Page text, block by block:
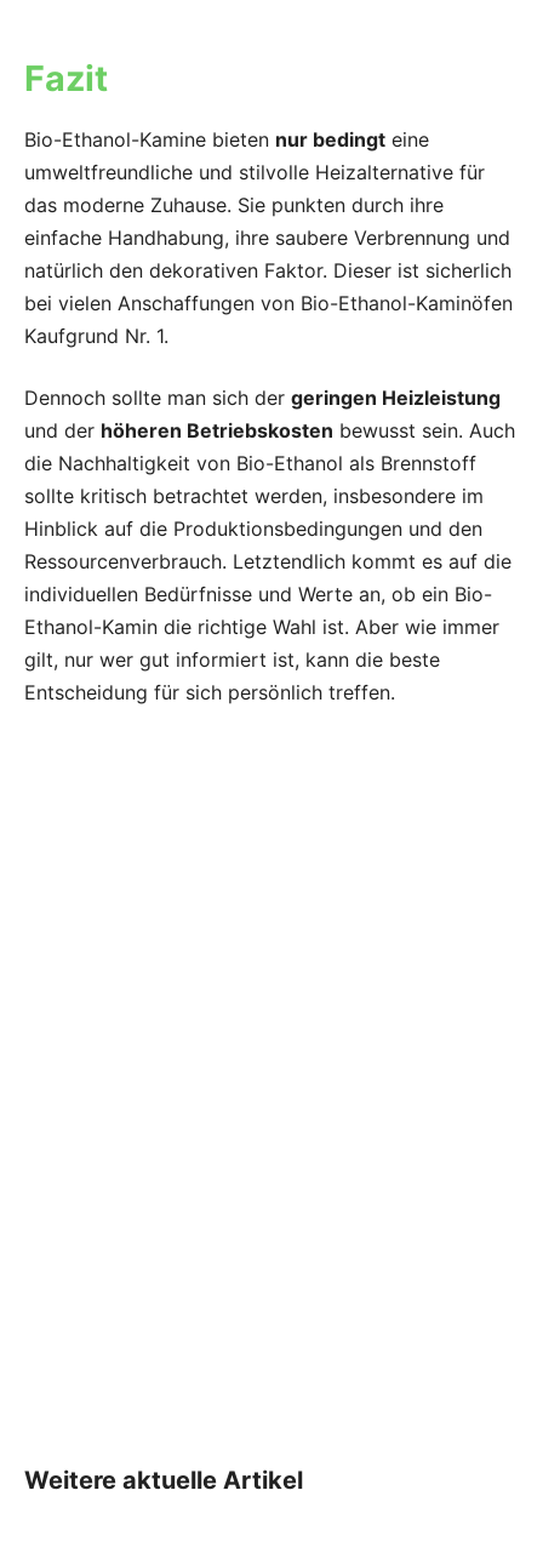
Fazit
Bio-Ethanol-Kamine bieten nur bedingt eine
umweltfreundliche und stilvolle Heizalternative für
das moderne Zuhause. Sie punkten durch ihre
einfache Handhabung, ihre saubere Verbrennung und
natürlich den dekorativen Faktor. Dieser ist sicherlich
bei vielen Anschaffungen von Bio-Ethanol-Kaminöfen
Kaufgrund Nr. 1.
Dennoch sollte man sich der geringen Heizleistung
und der höheren Betriebskosten bewusst sein. Auch
die Nachhaltigkeit von Bio-Ethanol als Brennstoff
sollte kritisch betrachtet werden, insbesondere im
Hinblick auf die Produktionsbedingungen und den
Ressourcenverbrauch. Letztendlich kommt es auf die
individuellen Bedürfnisse und Werte an, ob ein Bio-
Ethanol-Kamin die richtige Wahl ist. Aber wie immer
gilt, nur wer gut informiert ist, kann die beste
Entscheidung für sich persönlich treffen.
Weitere aktuelle Artikel